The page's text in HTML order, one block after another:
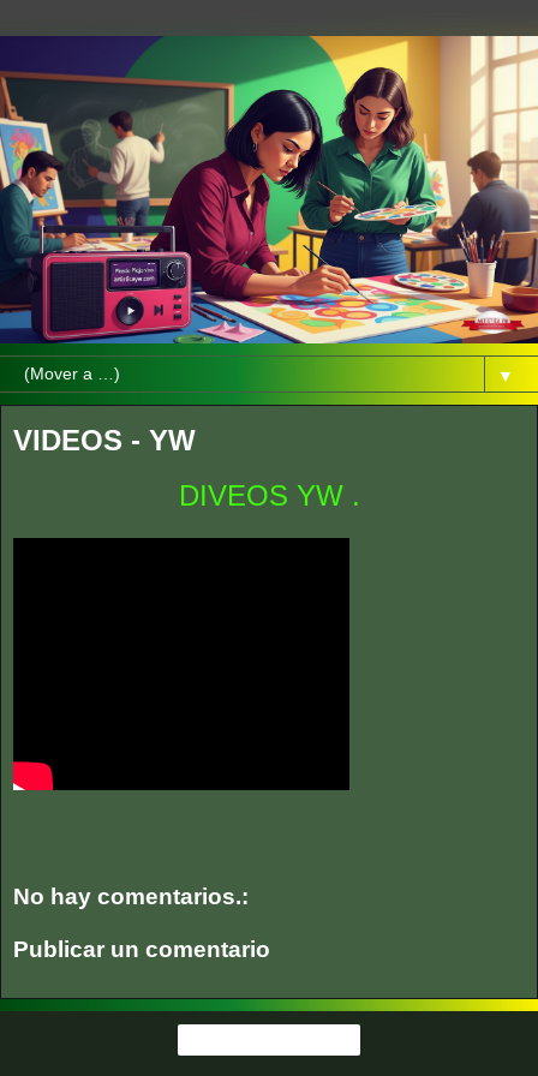
▼
VIDEOS - YW
DIVEOS YW .
No hay comentarios.:
Publicar un comentario